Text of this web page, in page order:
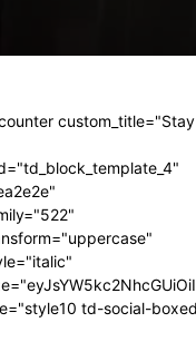
custom_title="Stay
td-social-